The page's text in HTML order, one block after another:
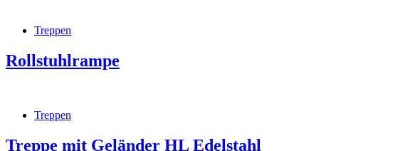
Treppen
Rollstuhlrampe
Treppen
Treppe mit Geländer HL Edelstahl